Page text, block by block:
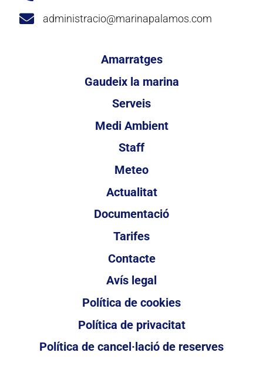
administracio@marinapalamos.com
Amarratges
Gaudeix la marina
Serveis
Medi Ambient
Staff
Meteo
Actualitat
Documentació
Tarifes
Contacte
Avís legal
Política de cookies
Política de privacitat
Política de cancel·lació de reserves